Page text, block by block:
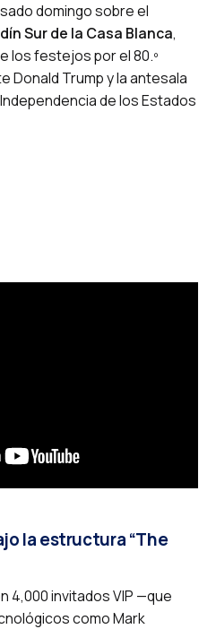
domingo sobre el
Sur de la Casa Blanca,
los festejos por el 80.º
Donald Trump y la antesala
de los Estados
la estructura “The
4,000 invitados VIP —que
como Mark